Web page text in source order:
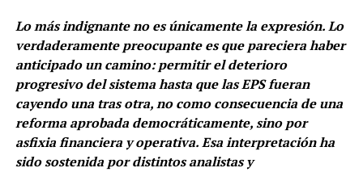
Lo más indignante no es únicamente la expresión. Lo
verdaderamente preocupante es que pareciera haber
anticipado un camino: permitir el deterioro
progresivo del sistema hasta que las EPS fueran
cayendo una tras otra, no como consecuencia de una
reforma aprobada democráticamente, sino por
asfixia financiera y operativa. Esa interpretación ha
sido sostenida por distintos analistas y